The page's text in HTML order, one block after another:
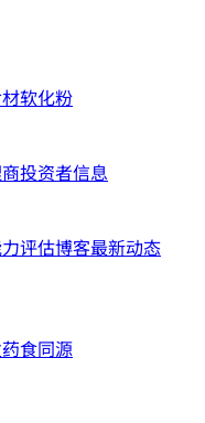
软化粉
投资者信息
评估博客最新动态
药食同源